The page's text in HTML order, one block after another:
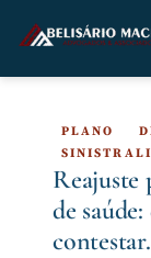
para
o
PLANO
Reajuste
de
contestar.